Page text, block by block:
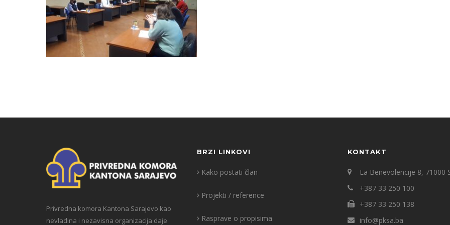
Privredna komora Kantona Sarajevo kao
nevladina i nezavisna organizacija daje
BRZI LINKOVI
Kako postati član
Projekti / reference
Rasprave o propisima
KONTAKT
La Benevolencije 8, 71000
+387 33 250 100
+387 33 250 138
info@pksa.ba